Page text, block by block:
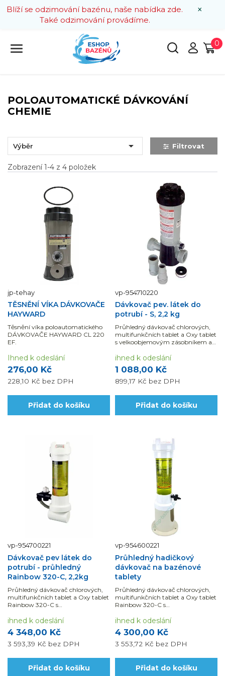
×
Blíží se odzimování bazénu, naše nabídka zde.
Také odzimování provádíme.
0
POLOAUTOMATICKÉ DÁVKOVÁNÍ
CHEMIE
Výběr  Filtrovat
Zobrazení 1-4 z 4 položek
jp-tehay
TĚSNĚNÍ VÍKA DÁVKOVAČE
HAYWARD
Těsnění víka poloautomatického
DÁVKOVAČE HAYWARD CL 220
EF.
276,00 Kč
228,10 Kč bez DPH
Ihned k odeslání
Přidat do košíku
vp-954710220
Dávkovač pev. látek do
potrubí - S, 2,2 kg
Průhledný dávkovač chlorových,
multifunkčních tablet a Oxy tablet
s velkoobjemovým zásobníkem až
1 088,00 Kč
899,17 Kč bez DPH
ihned k odeslání
Přidat do košíku
vp-954700221
Dávkovač pev látek do
potrubí - průhledný
Rainbow 320-C, 2,2kg
Průhledný dávkovač chlorových,
multifunkčních tablet a Oxy tablet
Rainbow 320-C s
na 11 tablet.
4 348,00 Kč
3 593,39 Kč bez DPH
ihned k odeslání
Přidat do košíku
vp-954600221
Průhledný hadičkový
dávkovač na bazénové
tablety
Průhledný dávkovač chlorových,
multifunkčních tablet a Oxy tablet
Rainbow 320-C s
na 11 tablet hadičkovým...
4 300,00 Kč
3 553,72 Kč bez DPH
ihned k odeslání
Přidat do košíku